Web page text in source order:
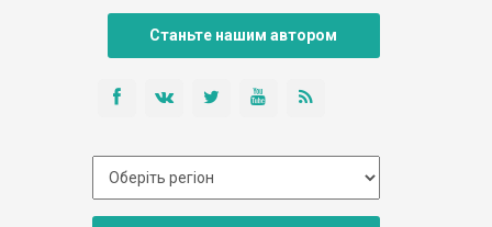
Станьте нашим автором